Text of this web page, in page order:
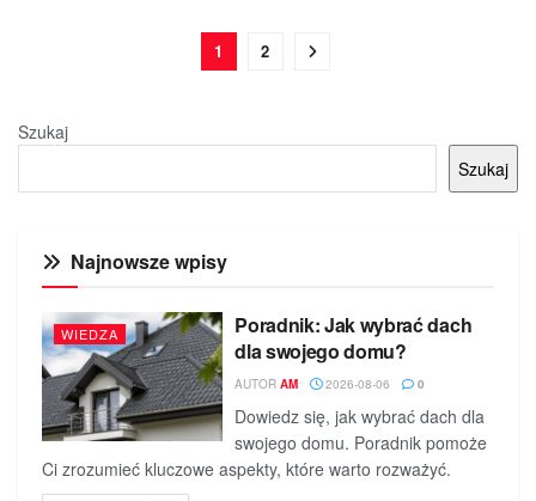
1 2
Szukaj
Szukaj
Najnowsze wpisy
WIEDZA
Poradnik: Jak wybrać dach
dla swojego domu?
AUTOR AM 2026-08-06 0
Dowiedz się, jak wybrać dach dla
swojego domu. Poradnik pomoże
Ci zrozumieć kluczowe aspekty, które warto rozważyć.